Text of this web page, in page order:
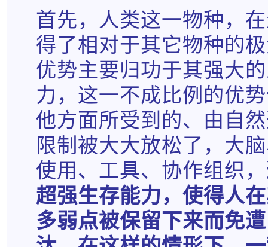
首先，人类这一物种，
得了相对于其它物种的
优势主要归功于其强大
力，这一不成比例的优
他方面所受到的、由自
限制被大大放松了，大
使用、工具、协作组织，
超强生存能力，使得人
多弱点被保留下来而免